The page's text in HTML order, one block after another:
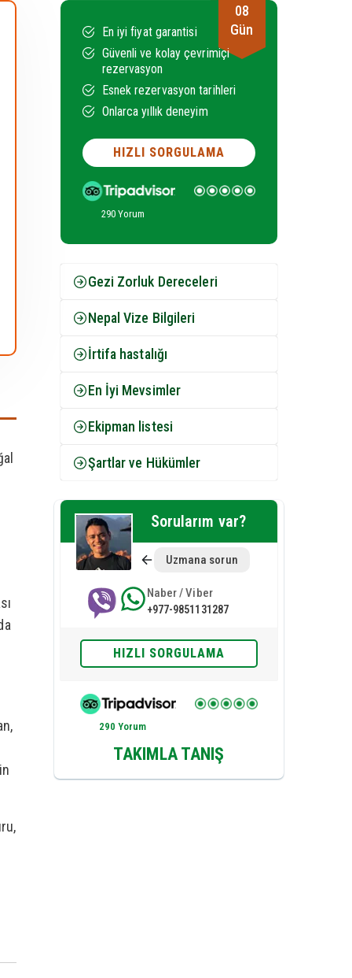
08
Gün
En iyi fiyat garantisi
Güvenli ve kolay çevrimiçi
rezervasyon
Esnek rezervasyon tarihleri
Onlarca yıllık deneyim
HIZLI SORGULAMA
290 Yorum
Gezi Zorluk Dereceleri
Nepal Vize Bilgileri
İrtifa hastalığı
En İyi Mevsimler
Ekipman listesi
Şartlar ve Hükümler
Sorularım var?
Uzmana sorun
Naber / Viber
+977-9851131287
HIZLI SORGULAMA
290 Yorum
TAKIMLA TANIŞ